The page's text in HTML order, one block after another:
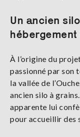
Un ancien
À l’origine du
passionné par son
la vallée de
ancien silo à
apparente lui
pour accueillir des